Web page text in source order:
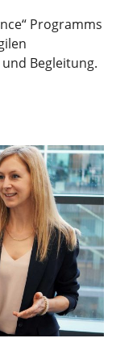
Programms
Begleitung.